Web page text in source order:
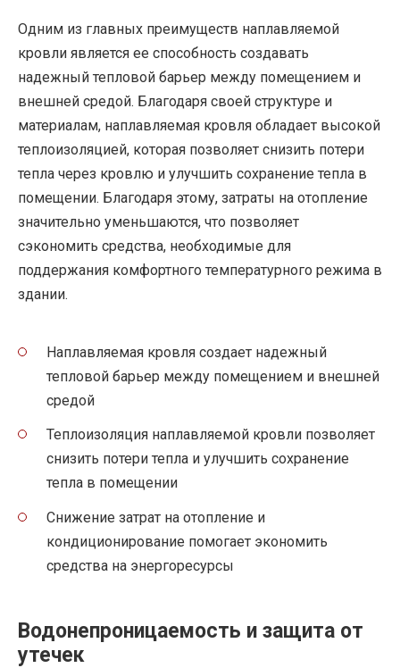
Одним из главных преимуществ наплавляемой
кровли является ее способность создавать
надежный тепловой барьер между помещением и
внешней средой. Благодаря своей структуре и
материалам, наплавляемая кровля обладает высокой
теплоизоляцией, которая позволяет снизить потери
тепла через кровлю и улучшить сохранение тепла в
помещении. Благодаря этому, затраты на отопление
значительно уменьшаются, что позволяет
сэкономить средства, необходимые для
поддержания комфортного температурного режима в
здании.
Наплавляемая кровля создает надежный
тепловой барьер между помещением и внешней
средой
Теплоизоляция наплавляемой кровли позволяет
снизить потери тепла и улучшить сохранение
тепла в помещении
Снижение затрат на отопление и
кондиционирование помогает экономить
средства на энергоресурсы
Водонепроницаемость и защита от
утечек